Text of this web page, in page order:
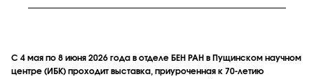
С 4 мая по 8 июня 2026 года в отделе БЕН РАН в Пущинском научном
центре (ИБК) проходит выставка, приуроченная к 70‑летию